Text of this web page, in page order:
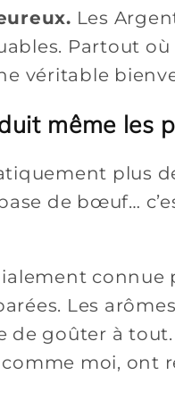
Les
Partout où
véritable
même les
plus
de bœuf…
connue
Les
de goûter à
moi, ont